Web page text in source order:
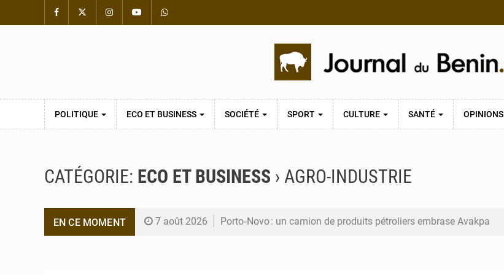
POLITIQUE ECO ET BUSINESS SOCIÉTÉ SPORT CULTURE SANTÉ OPINIONS
CATÉGORIE: ECO ET BUSINESS › AGRO-INDUSTRIE
EN CE MOMENT 7 août 2026 Porto‑Novo : un camion de produits pétroliers embrase Avakpa